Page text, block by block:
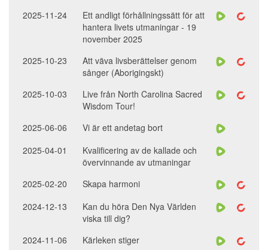
2025-11-24
Ett andligt förhållningssätt för att
hantera livets utmaningar - 19
november 2025
2025-10-23
Att väva livsberättelser genom
sånger (Aborigingskt)
2025-10-03
Live från North Carolina Sacred
Wisdom Tour!
2025-06-06
Vi är ett andetag bort
2025-04-01
Kvalificering av de kallade och
övervinnande av utmaningar
2025-02-20
Skapa harmoni
2024-12-13
Kan du höra Den Nya Världen
viska till dig?
2024-11-06
Kärleken stiger